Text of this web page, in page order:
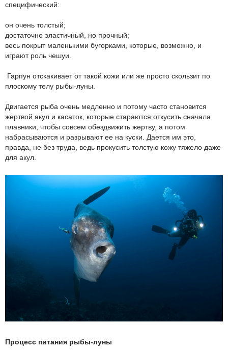
специфический:
он очень толстый;
достаточно эластичный, но прочный;
весь покрыт маленькими бугорками, которые, возможно, и
играют роль чешуи.
Гарпун отскакивает от такой кожи или же просто скользит по
плоскому телу рыбы-луны.
Двигается рыба очень медленно и потому часто становится
жертвой акул и касаток, которые стараются откусить сначала
плавники, чтобы совсем обездвижить жертву, а потом
набрасываются и разрывают ее на куски. Дается им это,
правда, не без труда, ведь прокусить толстую кожу тяжело даже
для акул.
Процесс питания рыбы-луны